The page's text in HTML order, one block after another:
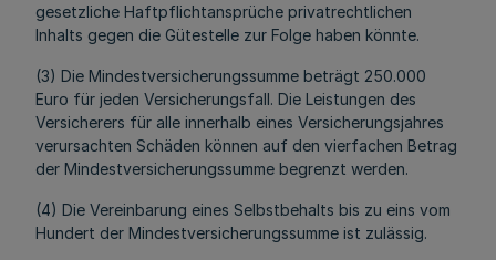
gesetzliche Haftpflichtansprüche privatrechtlichen
Inhalts gegen die Gütestelle zur Folge haben könnte.
(3) Die Mindestversicherungssumme beträgt 250.000
Euro für jeden Versicherungsfall. Die Leistungen des
Versicherers für alle innerhalb eines Versicherungsjahres
verursachten Schäden können auf den vierfachen Betrag
der Mindestversicherungssumme begrenzt werden.
(4) Die Vereinbarung eines Selbstbehalts bis zu eins vom
Hundert der Mindestversicherungssumme ist zulässig.